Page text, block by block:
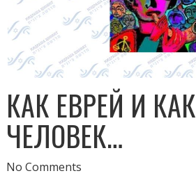
КАК ЕВРЕЙ И КАК
ЧЕЛОВЕК…
No Comments